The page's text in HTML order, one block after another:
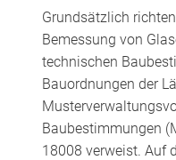
Grundsätzlich
Bemessung von
technischen
Bauordnungen der
Baubestimmungen
18008 verweist. Auf